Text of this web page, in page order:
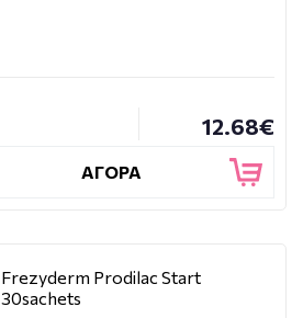
12.68€
ΑΓΟΡΑ
Frezyderm Prodilac Start
30sachets